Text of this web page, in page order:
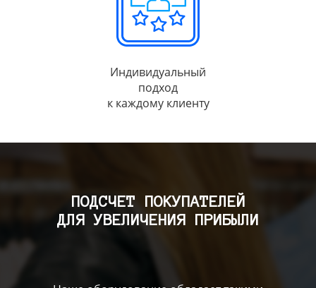
Индивидуальный
подход
к каждому клиенту
ПОДСЧЕТ ПОКУПАТЕЛЕЙ
ДЛЯ УВЕЛИЧЕНИЯ ПРИБЫЛИ